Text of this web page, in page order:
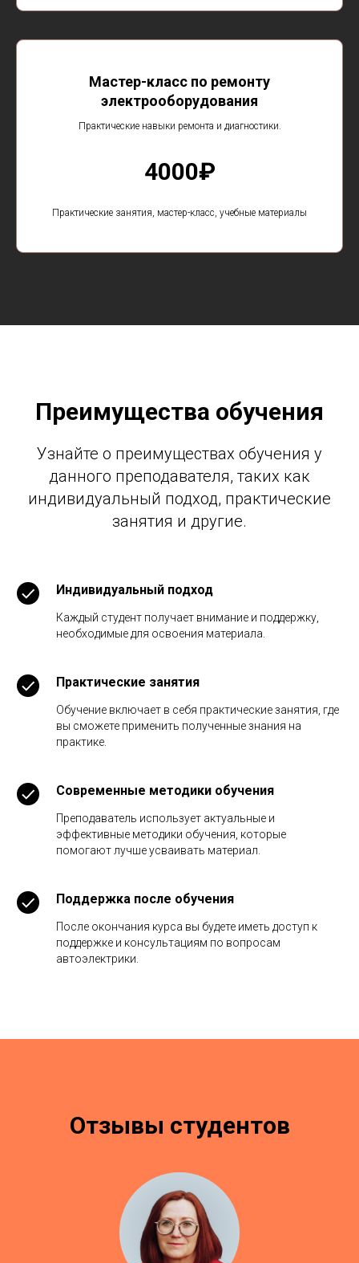
Мастер-класс по ремонту
электрооборудования
Практические навыки ремонта и диагностики.
4000₽
Практические занятия, мастер-класс, учебные материалы
Преимущества обучения
Узнайте о преимуществах обучения у
данного преподавателя, таких как
индивидуальный подход, практические
занятия и другие.
Индивидуальный подход
Каждый студент получает внимание и поддержку,
необходимые для освоения материала.
Практические занятия
Обучение включает в себя практические занятия, где
вы сможете применить полученные знания на
практике.
Современные методики обучения
Преподаватель использует актуальные и
эффективные методики обучения, которые
помогают лучше усваивать материал.
Поддержка после обучения
После окончания курса вы будете иметь доступ к
поддержке и консультациям по вопросам
автоэлектрики.
Отзывы студентов